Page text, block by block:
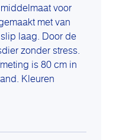
voor
met van
laag. Door de
zonder stress.
is 80 cm in
Kleuren